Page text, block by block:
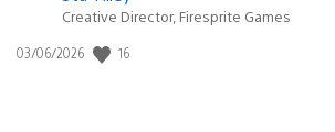
:
Creative Director, Firesprite Games
Date
03/06/2026 16